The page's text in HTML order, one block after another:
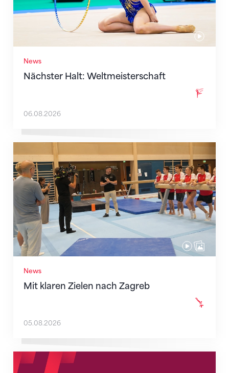
News
Nächster Halt: Weltmeisterschaft
06.08.2026
News
Mit klaren Zielen nach Zagreb
Mit klaren Zielen nach Zagreb
05.08.2026
Neue Empfangszeiten ab 1. August 2026